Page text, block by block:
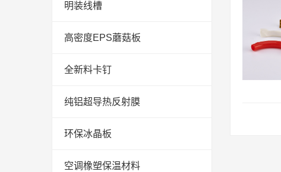
明装线槽
高密度EPS蘑菇板
全新料卡钉
纯铝超导热反射膜
环保冰晶板
空调橡塑保温材料